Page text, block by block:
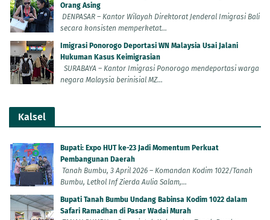
Orang Asing
DENPASAR – Kantor Wilayah Direktorat Jenderal Imigrasi Bali
secara konsisten memperketat...
Imigrasi Ponorogo Deportasi WN Malaysia Usai Jalani
Hukuman Kasus Keimigrasian
SURABAYA – Kantor Imigrasi Ponorogo mendeportasi warga
negara Malaysia berinisial MZ...
Kalsel
Bupati: Expo HUT ke-23 Jadi Momentum Perkuat
Pembangunan Daerah
Tanah Bumbu, 3 April 2026 – Komandan Kodim 1022/Tanah
Bumbu, Letkol Inf Zierda Aulia Salam,...
Bupati Tanah Bumbu Undang Babinsa Kodim 1022 dalam
Safari Ramadhan di Pasar Wadai Murah